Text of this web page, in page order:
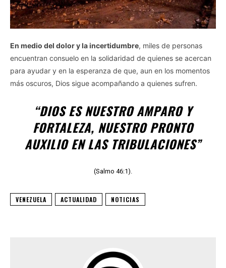
En medio del dolor y la incertidumbre, miles de personas
encuentran consuelo en la solidaridad de quienes se acercan
para ayudar y en la esperanza de que, aun en los momentos
más oscuros, Dios sigue acompañando a quienes sufren.
“DIOS ES NUESTRO AMPARO Y
FORTALEZA, NUESTRO PRONTO
AUXILIO EN LAS TRIBULACIONES”
(Salmo 46:1).
VENEZUELA ACTUALIDAD NOTICIAS